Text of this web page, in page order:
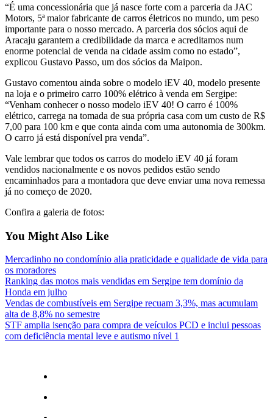
“É uma concessionária que já nasce forte com a parceria da JAC
Motors, 5ª maior fabricante de carros életricos no mundo, um peso
importante para o nosso mercado. A parceria dos sócios aqui de
Aracaju garantem a credibilidade da marca e acreditamos num
enorme potencial de venda na cidade assim como no estado”,
explicou Gustavo Passo, um dos sócios da Maipon.
Gustavo comentou ainda sobre o modelo iEV 40, modelo presente
na loja e o primeiro carro 100% elétrico à venda em Sergipe:
“Venham conhecer o nosso modelo iEV 40! O carro é 100%
elétrico, carrega na tomada de sua própria casa com um custo de R$
7,00 para 100 km e que conta ainda com uma autonomia de 300km.
O carro já está disponível pra venda”.
Vale lembrar que todos os carros do modelo iEV 40 já foram
vendidos nacionalmente e os novos pedidos estão sendo
encaminhados para a montadora que deve enviar uma nova remessa
já no começo de 2020.
Confira a galeria de fotos:
You Might Also Like
Mercadinho no condomínio alia praticidade e qualidade de vida para
os moradores
Ranking das motos mais vendidas em Sergipe tem domínio da
Honda em julho
Vendas de combustíveis em Sergipe recuam 3,3%, mas acumulam
alta de 8,8% no semestre
STF amplia isenção para compra de veículos PCD e inclui pessoas
com deficiência mental leve e autismo nível 1